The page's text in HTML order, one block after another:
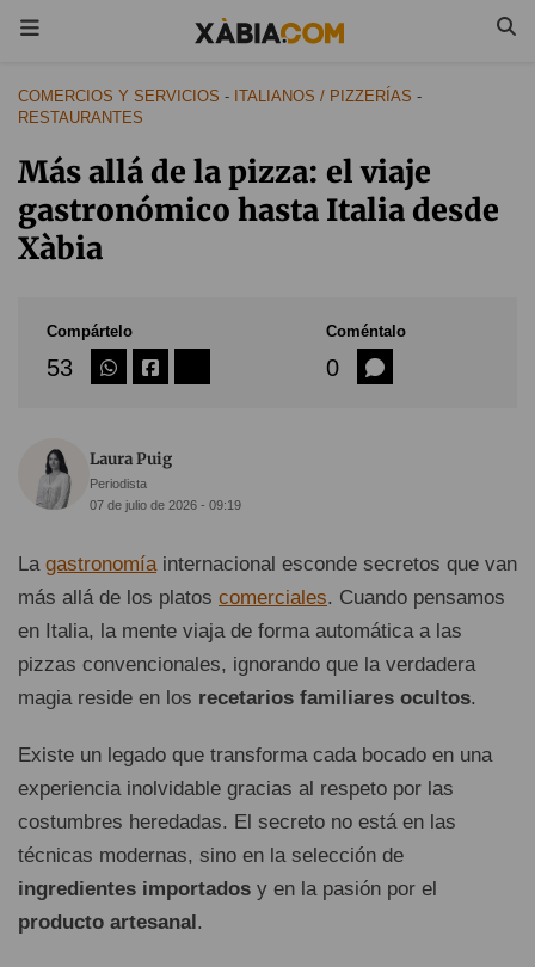
COMERCIOS Y SERVICIOS - ITALIANOS / PIZZERÍAS -
RESTAURANTES
Más allá de la pizza: el viaje
gastronómico hasta Italia desde
Xàbia
Compártelo
53
Coméntalo
0
Laura Puig
Periodista
07 de julio de 2026 - 09:19
La gastronomíainternacional esconde secretos que van
más allá de los platos comerciales. Cuando pensamos
en Italia, la mente viaja de forma automática a las
pizzas convencionales, ignorando que la verdadera
magia reside en los recetarios familiares ocultos.
Existe un legado que transforma cada bocado en una
experiencia inolvidable gracias al respeto por las
costumbres heredadas. El secreto no está en las
técnicas modernas, sino en la selección de
ingredientes importados y en la pasión por el
producto artesanal.